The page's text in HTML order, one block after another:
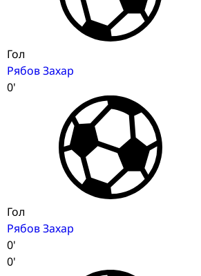
Гол
Рябов Захар
0'
Гол
Рябов Захар
0'
0'